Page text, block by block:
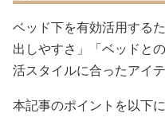
ベッド下を有効活用する
出しやすさ」「ベッドと
活スタイルに合ったアイ
本記事のポイントを以下に